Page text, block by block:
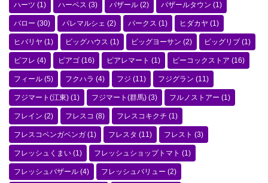
ハーツ (1) ハーベス (3) バザール (2) バザールタウン (1)
バロー (30) パレマルシェ (2) パークス (1) ヒダカヤ (1)
ヒバリヤ (1) ビッグハウス (1) ビッグヨーサン (2) ビッグリブ (1)
ビフレ (4) ピアゴ (16) ピアレマート (1) ピーコックストア (16)
フィール (5) フクハラ (4) フジ (11) フジグラン (11)
フジマート(江東) (1) フジマート(群馬) (3) フルノストアー (1)
フレイン (2) フレスコ (8) フレスコキクチ (1)
フレスコベンガベンガ (1) フレスタ (11) フレスト (3)
フレッシュくまい (1) フレッシュショップトマト (1)
フレッシュバザール (4) フレッシュバリュー (2)